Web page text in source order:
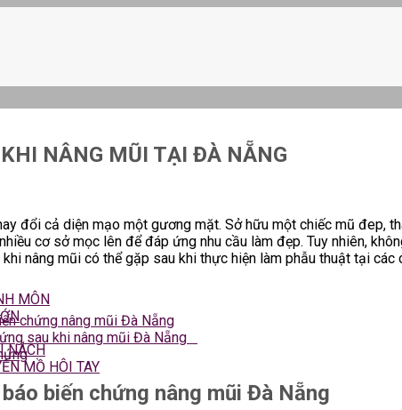
MÔN
NÁCH
MỒ HÔI TAY
NÂNG MŨI TẠI ĐÀ NẴNG
đổi cả diện mạo một gương mặt. Sở hữu một chiếc mũ
cơ sở mọc lên để đáp ứng nhu cầu làm đẹp. Tuy nhiên,
nâng mũi có thể gặp sau khi thực hiện làm phẫu thuật tại các
chứng nâng mũi Đà Nẵng
sau khi nâng mũi Đà Nẵng
biến chứng nâng mũi Đà Nẵng